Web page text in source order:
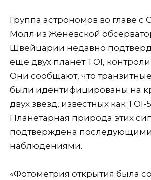
Группа астрономов во главе с
Молл из Женевской
Швейцарии недавно
еще двух планет TOI,
Они сообщают, что
были идентифицированы на
двух звезд, известных как TOI-
Планетарная природа этих
подтверждена последующими
наблюдениями.
«Фотометрия открытия была